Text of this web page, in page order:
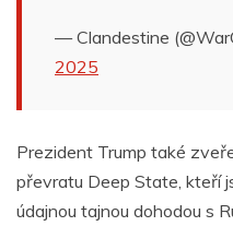
— Clandestine
2025
Prezident Trump také
převratu Deep State, kteří
údajnou tajnou dohodou s